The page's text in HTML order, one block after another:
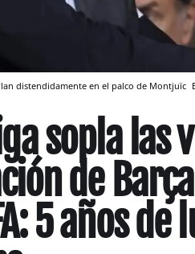
distendidamente en el palco de Montjuïc
sopla las
de
5 años